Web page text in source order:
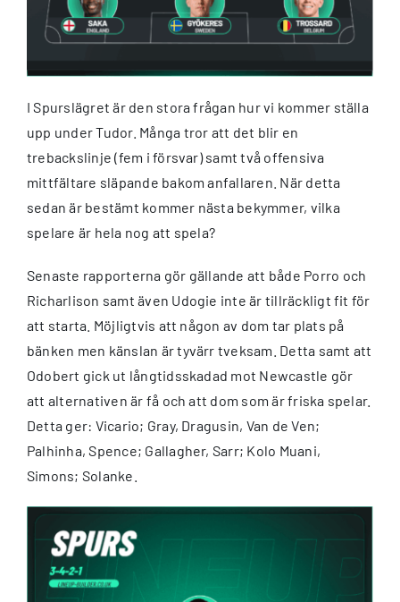
I Spurslägret är den stora frågan hur vi kommer ställa
upp under Tudor. Många tror att det blir en
trebackslinje (fem i försvar) samt två offensiva
mittfältare släpande bakom anfallaren. När detta
sedan är bestämt kommer nästa bekymmer, vilka
spelare är hela nog att spela?
Senaste rapporterna gör gällande att både Porro och
Richarlison samt även Udogie inte är tillräckligt fit för
att starta. Möjligtvis att någon av dom tar plats på
bänken men känslan är tyvärr tveksam. Detta samt att
Odobert gick ut långtidsskadad mot Newcastle gör
att alternativen är få och att dom som är friska spelar.
Detta ger: Vicario; Gray, Dragusin, Van de Ven;
Palhinha, Spence; Gallagher, Sarr; Kolo Muani,
Simons; Solanke.